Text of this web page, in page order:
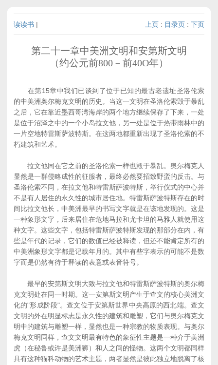
读读书 | 上页 : 目录页 : 下页
第二十一章中美洲文明和安第斯文明
（约公元前800－前40O年）
在第15章中我们已谈到了位于已知的最古老遗址圣洛伦索
的中美洲奥尔梅克文明的历史。当这一文明在圣洛伦索毁于暴乱
之后，它在靠近墨西哥湾海岸的两个地方继续保存了下来，一处
是位于沼泽之中的一个小岛拉文他，另一处是位于热带雨林中的
一片空地特雷斯萨波特斯。在这两地都重新出现了圣洛伦索的不
朽建筑和艺术。
拉文他同在它之前的圣洛伦索一样也毁于暴乱。奥尔梅克人
显然是一群侵略成性的征服者，最终必然要招致野蛮的反击。与
圣洛伦索不同，在拉文他和特雷斯萨波特斯，举行仪式的中心并
不是有人居住的永久性的城市居住地。特雷斯萨波特斯存在的时
间比拉文他长，中美洲最早的书写文字就是在该地发现的。这是
一种象形文字，后来居住在危地马拉和尤卡坦的马雅人就使用这
种文字。这些文字，包括特雷斯萨波特斯发现的那部分在内，有
些是年代的记录，它们的数值已经被释读，但还不能肯定所有的
中美洲象形文字都是记载年月的。其中有些字表示的可能不是数
字而是仍然有待于释读的表意或表音符号。
最早的安第斯文明大致与拉文他和特雷斯萨波特斯的奥尔梅
克文明处在同一时期。这一安第斯文明产生于查文的核心美洲文
化的"形成阶段"。查文位于安第斯世界中央高原的西北端。查文
文明的外在明显标志是永久性的建筑和雕塑，它们与奥尔梅克文
明中的建筑与雕塑一样，显然也是一种宗教的物质表现。与奥尔
梅克文明同样，查文文明最有特色的象征性主题是一种介于美洲
虎（在秘鲁或许是美洲狮）和人之间的怪物。这两个文明都同样
具有这种猫科动物的艺术主题，两者显然是彼此独立地脱离了核